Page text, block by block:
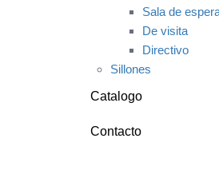
Sala de
De visita
Directivo
Sillones
Catalogo
Contacto